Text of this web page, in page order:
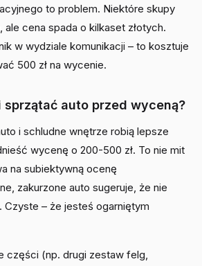
to problem. Niektóre skupy
ale cena spada o kilkaset złotych.
w wydziale komunikacji – to kosztuje
500 zł na wycenie.
sprzątać auto przed wyceną?
i schludne wnętrze robią lepsze
wycenę o 200-500 zł. To nie mit
na subiektywną ocenę
zakurzone auto sugeruje, że nie
Czyste – że jesteś ogarniętym
części (np. drugi zestaw felg,